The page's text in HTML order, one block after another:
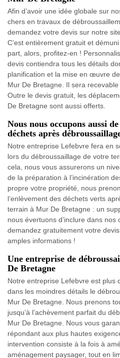
Afin d’avoir une idée globale sur
chers en travaux de
demandez votre devis sur notre
C’est entièrement gratuit et
part, alors, profitez-en !
devis contiendra tous les détails
planification et la mise en œuvre
Mur De Bretagne. Il sera
Outre le devis gratuit, les
De Bretagne sont aussi offerts.
Nous nous occupons aussi
déchets après
Notre entreprise Lefebvre fera en
lors du débroussaillage de votre
cela, nous vous assurerons un
de la préparation à l’incinération
propre votre propriété, nous
l’enlèvement des déchets verts
terrain à Mur De Bretagne : un
nous évertuons d’inclure dans
demandez gratuitement votre
amples informations !
Une entreprise de
De Bretagne
Notre entreprise Lefebvre est plus
dans les moindres détails le
Mur De Bretagne. Nous prenons
jusqu’à l’achèvement parfait du
Mur De Bretagne. Nous vous
répondant aux plus hautes
intervention consiste à la fois à
aménagement paysager, tout en